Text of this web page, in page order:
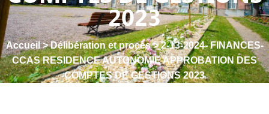
2023
Accueil>Délibération et procès>2-13-2024- FINANCES-
CCAS RESIDENCE AUTONOMIE APPROBATION DES
COMPTES DE GESTIONS 2023